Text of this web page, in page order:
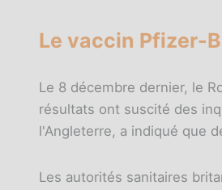
Le vaccin Pfizer-
Le 8 décembre dernier, le
résultats ont suscité des
l'Angleterre, a indiqué que
Les autorités sanitaires